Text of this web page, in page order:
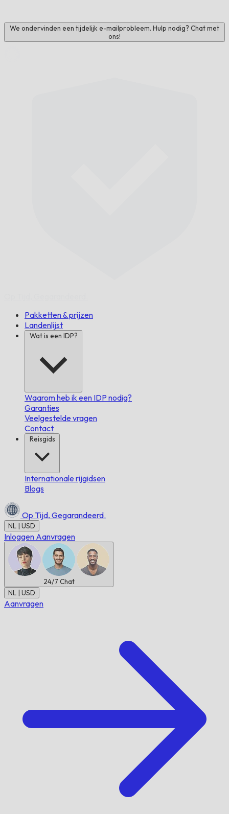
We ondervinden een tijdelijk e-mailprobleem. Hulp nodig? Chat met
ons!
Pakketten & prijzen
Landenlijst
Wat is een IDP?
Waarom heb ik een IDP nodig?
Garanties
Veelgestelde vragen
Contact
Reisgids
Internationale rijgidsen
Blogs
Op Tijd, Gegarandeerd.
NL | USD
Inloggen Aanvragen
24/7 Chat
NL | USD
Aanvragen